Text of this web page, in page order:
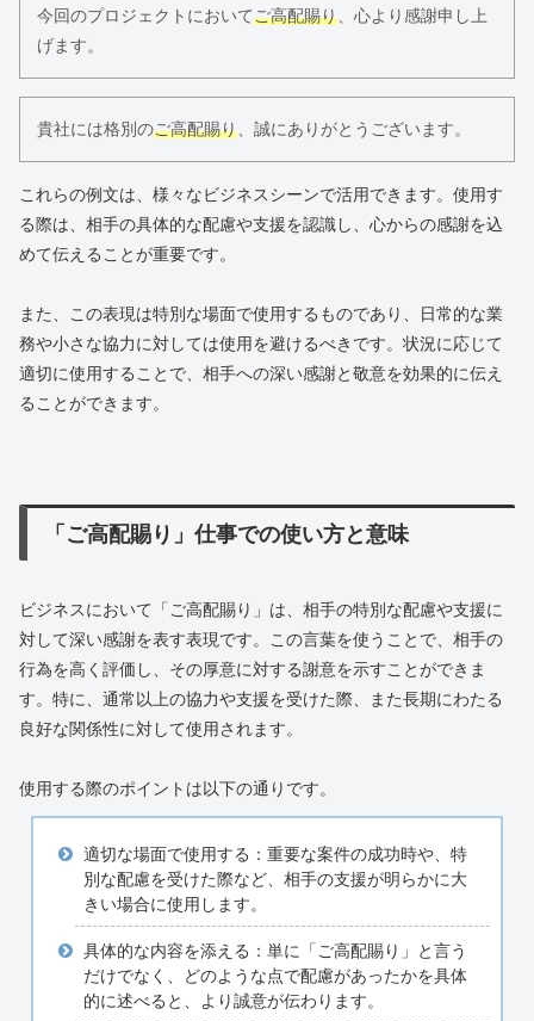
今回のプロジェクトにおいてご高配賜り、心より感謝申し上
げます。
貴社には格別のご高配賜り、誠にありがとうございます。
これらの例文は、様々なビジネスシーンで活用できます。使用す
る際は、相手の具体的な配慮や支援を認識し、心からの感謝を込
めて伝えることが重要です。
また、この表現は特別な場面で使用するものであり、日常的な業
務や小さな協力に対しては使用を避けるべきです。状況に応じて
適切に使用することで、相手への深い感謝と敬意を効果的に伝え
ることができます。
「ご高配賜り」仕事での使い方と意味
ビジネスにおいて「ご高配賜り」は、相手の特別な配慮や支援に
対して深い感謝を表す表現です。この言葉を使うことで、相手の
行為を高く評価し、その厚意に対する謝意を示すことができま
す。特に、通常以上の協力や支援を受けた際、また長期にわたる
良好な関係性に対して使用されます。
使用する際のポイントは以下の通りです。
適切な場面で使用する：重要な案件の成功時や、特
別な配慮を受けた際など、相手の支援が明らかに大
きい場合に使用します。
具体的な内容を添える：単に「ご高配賜り」と言う
だけでなく、どのような点で配慮があったかを具体
的に述べると、より誠意が伝わります。